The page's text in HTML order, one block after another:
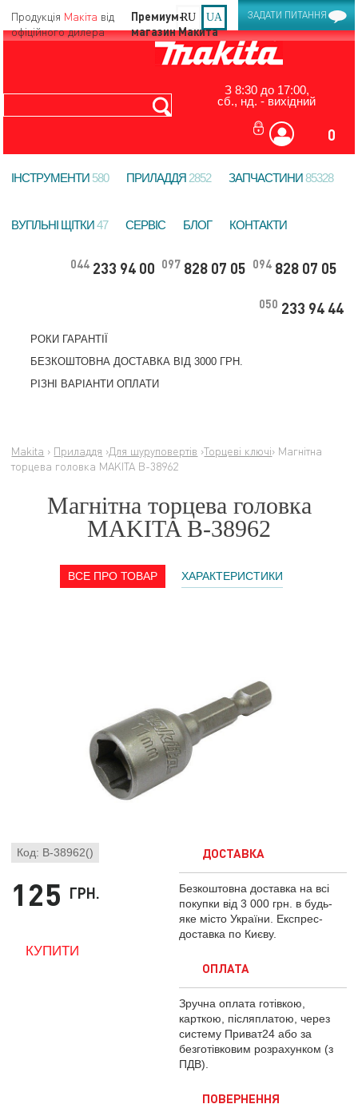
Продукція Макіта від
офіційного дилера
ЗАДАТИ ПИТАННЯ
RU UA
З 8:30 до 17:00,
сб., нд. - вихідний
0
ІНСТРУМЕНТИ 580 ПРИЛАДДЯ 2852 ЗАПЧАСТИНИ85328
ВУГІЛЬНІ ЩІТКИ47 СЕРВІС БЛОГ КОНТАКТИ
044233 94 00 097828 07 05 094828 07 05
050 233 94 44
РОКИ ГАРАНТІЇ
БЕЗКОШТОВНА ДОСТАВКА ВІД 3000 ГРН.
РІЗНІ ВАРІАНТИ ОПЛАТИ
Makita › Приладдя ›Для шуруповертів ›Торцеві ключі› Магнітна
торцева головка MAKITA B-38962
Магнітна торцева головка
MAKITA B-38962
ВСЕ ПРО ТОВАР ХАРАКТЕРИСТИКИ
Код: B-38962()
125 ГРН.
ДОСТАВКА
Безкоштовна доставка на всі
покупки від 3 000 грн. в будь-
яке місто України. Експрес-
доставка по Києву.
ОПЛАТА
Зручна оплата готівкою,
карткою, післяплатою, через
систему Приват24 або за
безготівковим розрахунком (з
ПДВ).
ПОВЕРНЕННЯ